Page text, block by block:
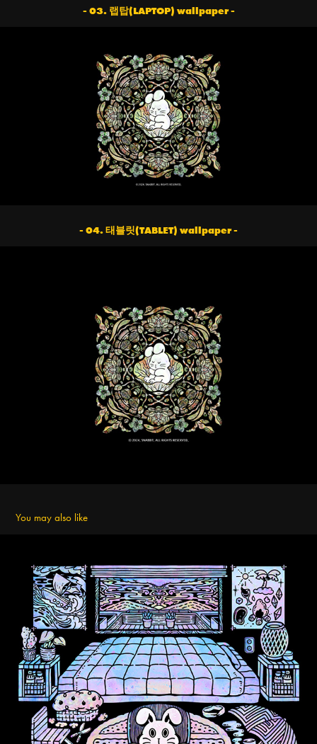
- 03. 랩탑(LAPTOP) wallpaper -
- 04. 태블릿(TABLET) wallpaper -
You may also like
[2023 SNABBIT Wallpaper] 001.